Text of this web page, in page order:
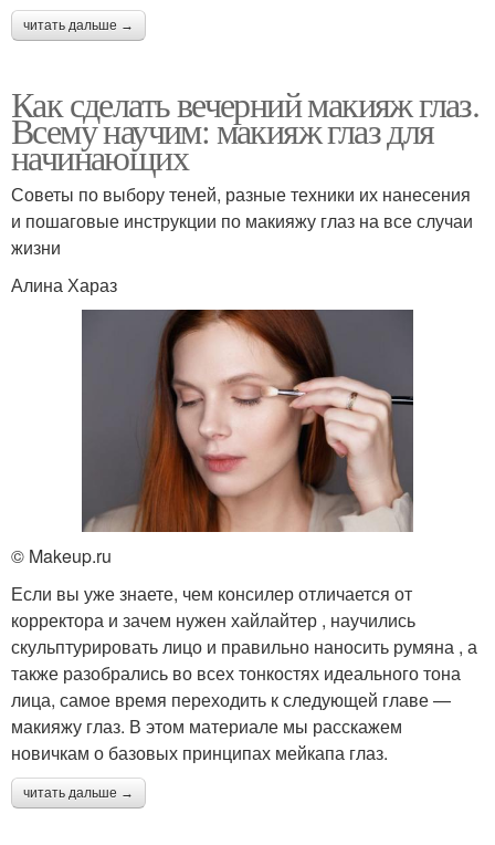
читать дальше →
Как сделать вечерний макияж глаз.
Всему научим: макияж глаз для
начинающих
Советы по выбору теней, разные техники их нанесения
и пошаговые инструкции по макияжу глаз на все случаи
жизни
Алина Хараз
© Makeup.ru
Если вы уже знаете, чем консилер отличается от
корректора и зачем нужен хайлайтер , научились
скульптурировать лицо и правильно наносить румяна , а
также разобрались во всех тонкостях идеального тона
лица, самое время переходить к следующей главе —
макияжу глаз. В этом материале мы расскажем
новичкам о базовых принципах мейкапа глаз.
читать дальше →